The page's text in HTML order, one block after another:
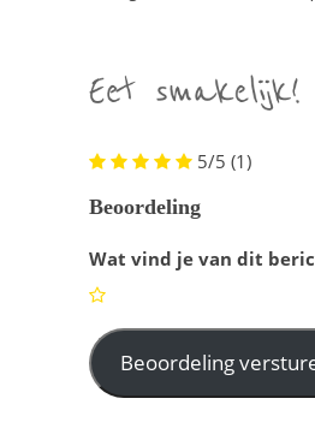
5/5 (1)
Beoordeling
Wat vind je van dit